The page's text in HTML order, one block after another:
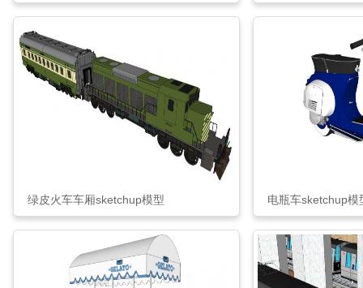
绿皮火车车厢sketchup模型 电瓶车sketchup模